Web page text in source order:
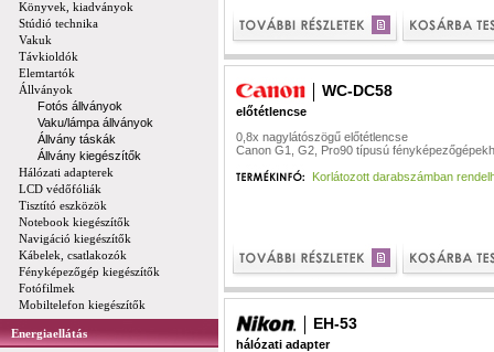
Könyvek, kiadványok
Stúdió technika
Vakuk
Távkioldók
Elemtartók
Állványok
Fotós állványok
Vaku/lámpa állványok
Állvány táskák
Állvány kiegészítők
Hálózati adapterek
LCD védőfóliák
Tisztító eszközök
Notebook kiegészítők
Navigáció kiegészítők
Kábelek, csatlakozók
Fényképezőgép kiegészítők
Fotófilmek
Mobiltelefon kiegészítők
Energiaellátás
WC-DC58
előtétlencse
0,8x nagylátószögű előtétlencse
Canon G1, G2, Pro90 típusú
Korlátozott darabszámban
EH-53
hálózati adapter